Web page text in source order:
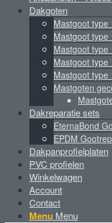
Dakgoten
Mastgoot type
Mastgoot
Mastgoot type
Mastgoot type
Mastgoot type
Mastgoten
Dakreparatie sets
EternaBond
EPDM
Dakpanprofielplaten
PVC profielen
Winkelwagen
Account
Contact
Menu Menu